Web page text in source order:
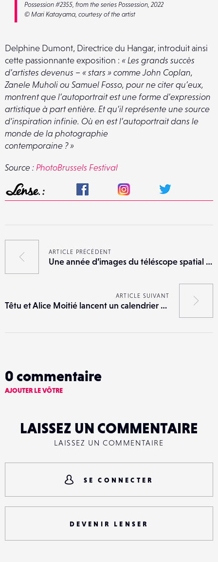
Possession #2355, from the series Possession, 2022
© Mari Katayama, courtesy of the artist
Delphine Dumont, Directrice du Hangar, introduit ainsi
cette passionnante exposition : « Les grands succès
d’artistes devenus – « stars » comme John Coplan,
Zanele Muholi ou Samuel Fosso, pour ne citer qu’eux,
montrent que l’autoportrait est une forme d’expression
artistique à part entière. Et qu’il représente une source
d’inspiration infinie. Où en est l’autoportrait dans le
monde de la photographie
contemporaine ? »
Source :PhotoBrussels Festival
ARTICLE PRÉCÉDENT
Une année d’images du téléscope spatial James Webb
ARTICLE SUIVANT
Têtu et Alice Moitié lancent un calendrier queer en NFT
0 commentaire
AJOUTER LE VÔTRE
LAISSEZ UN COMMENTAIRE
LAISSEZ UN COMMENTAIRE
SE CONNECTER
DEVENIR LENSER